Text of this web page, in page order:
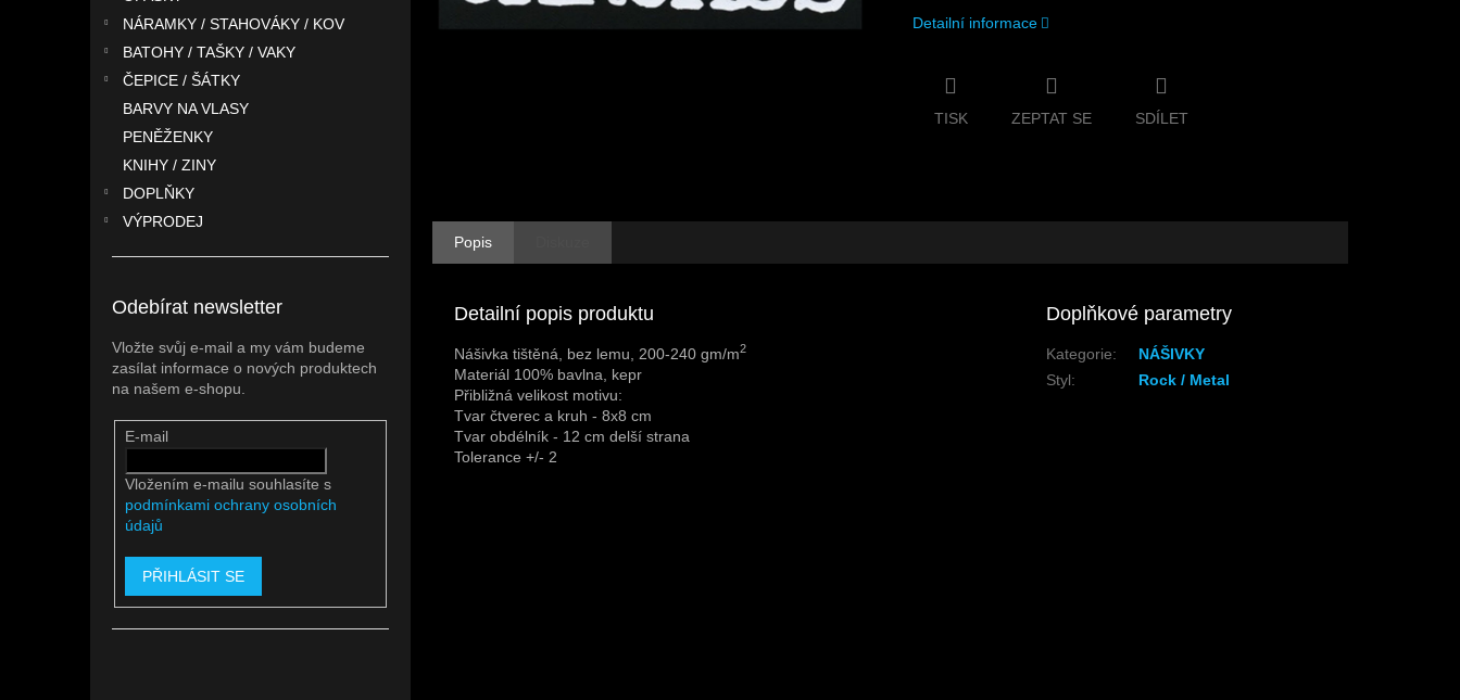
NÁRAMKY / STAHOVÁKY / KOV
BATOHY / TAŠKY / VAKY
ČEPICE / ŠÁTKY
BARVY NA VLASY
PENĚŽENKY
KNIHY / ZINY
DOPLŇKY
VÝPRODEJ
Odebírat newsletter
Vložte svůj e-mail a my vám budeme
zasílat informace o nových produktech
na našem e-shopu.
E-mail
Vložením e-mailu souhlasíte s
podmínkami ochrany osobních
údajů
PŘIHLÁSIT SE
Detailní informace
TISK ZEPTAT SE SDÍLET
Popis
Detailní popis produktu
Nášivka tištěná, bez lemu, 200-240 gm/m2
Materiál 100% bavlna, kepr
Přibližná velikost motivu:
Tvar čtverec a kruh - 8x8 cm
Tvar obdélník - 12 cm delší strana
Tolerance +/- 2
Doplňkové parametry
Kategorie:
NÁŠIVKY
Styl: Rock / Metal